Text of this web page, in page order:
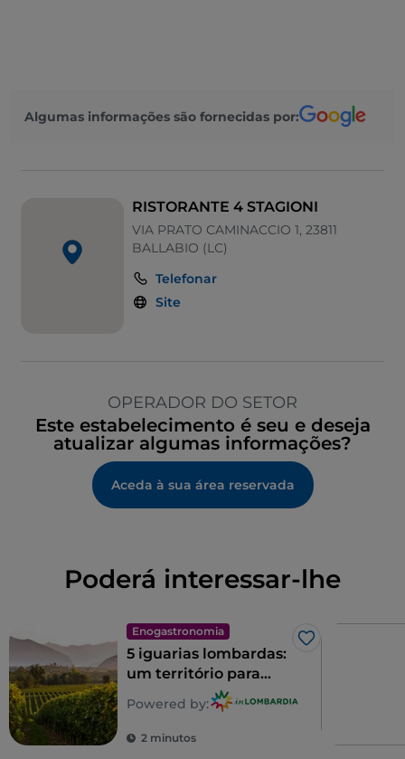
Algumas informações são fornecidas por:
RISTORANTE 4 STAGIONI
VIA PRATO CAMINACCIO 1, 23811
BALLABIO (LC)
Telefonar
Site
OPERADOR DO SETOR
Este estabelecimento é seu e deseja
atualizar algumas informações?
Aceda à sua área reservada
Poderá interessar-lhe
Enogastronomia
Gosto
5 iguarias lombardas:
um território para
Powered by:
2 minutos